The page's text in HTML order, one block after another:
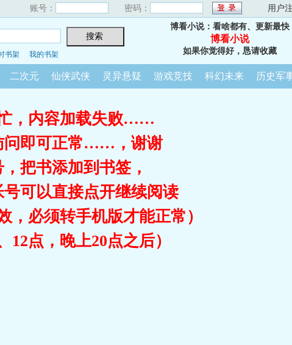
账号： 密码： 用户
书架 我的书架
博看小说：看啥都有、更新最快
博看小说
如果你觉得好，恳请收藏
二次元 仙侠武侠 灵异悬疑 游戏竞技 科幻未来 历史军
，内容加载失败……
问即可正常……，谢谢
把书添加到书签，
可以直接点开继续阅读
，必须转手机版才能正常）
12点，晚上20点之后）